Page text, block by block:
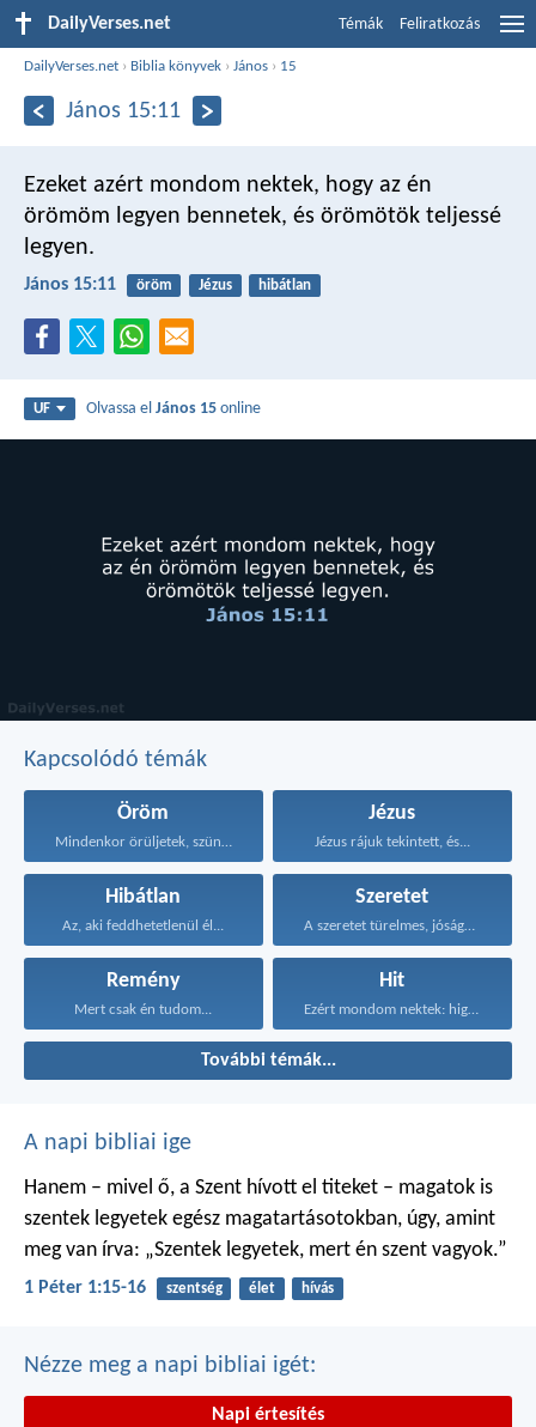
DailyVerses.net Témák Feliratkozás
DailyVerses.net › Biblia könyvek ›János › 15
János 15:11
Ezeket azért mondom nektek, hogy az én
örömöm legyen bennetek, és örömötök teljessé
legyen.
János 15:11 öröm Jézus hibátlan
UF Olvassa elJános 15 online
Kapcsolódó témák
Öröm
Mindenkor örüljetek, szüntelenül imádkozzatok...
Jézus
Jézus rájuk tekintett, és...
Hibátlan
Az, aki feddhetetlenül él...
Szeretet
A szeretet türelmes, jóságos...
Remény
Mert csak én tudom...
Hit
Ezért mondom nektek: higgyétek...
További témák...
A napi bibliai ige
Hanem – mivel ő, a Szent hívott el titeket – magatok is
szentek legyetek egész magatartásotokban, úgy, amint
meg van írva: „Szentek legyetek, mert én szent vagyok.”
1 Péter 1:15-16 szentség élet hívás
Nézze meg a napi bibliai igét:
Napi értesítés